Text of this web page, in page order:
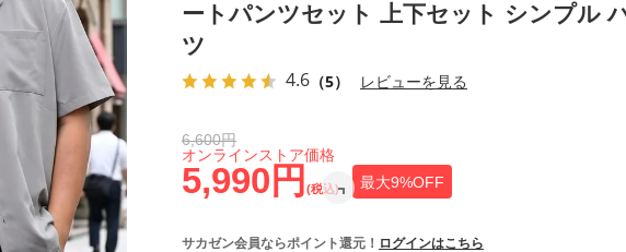
ートパンツセット 上下セット シンプル
ツ
4.6 （5） レビューを見る
5,990円 (税込) 最大9%OFF
オンラインストア価格
6,600円
サカゼン会員ならポイント還元！ ログインはこちら